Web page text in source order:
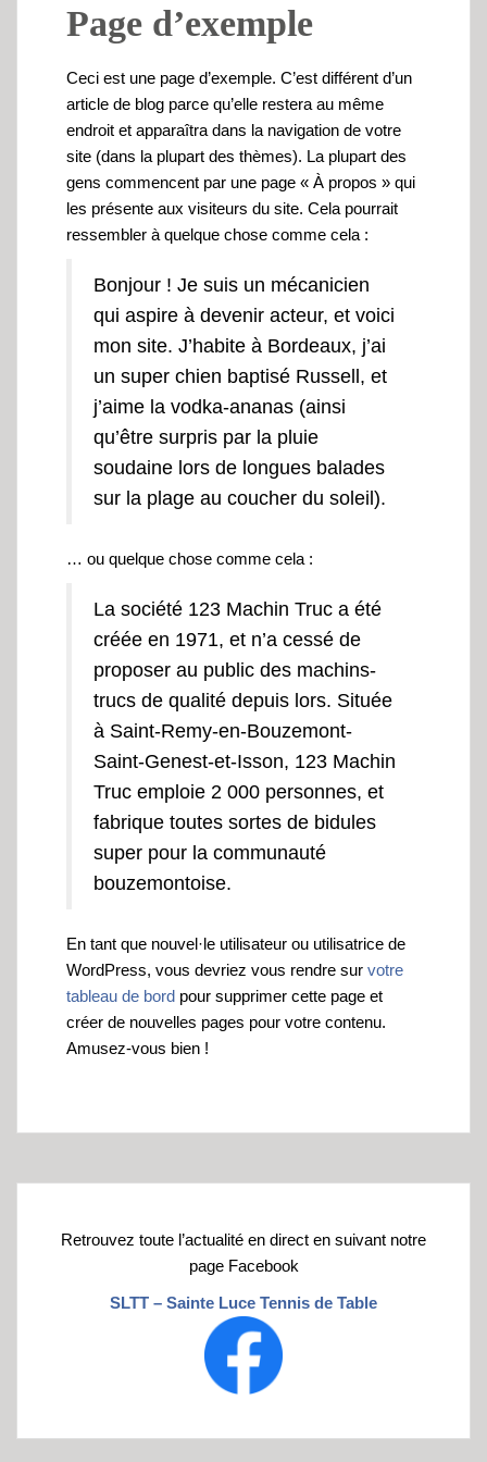
Page d’exemple
Ceci est une page d’exemple. C’est différent d’un
article de blog parce qu’elle restera au même
endroit et apparaîtra dans la navigation de votre
site (dans la plupart des thèmes). La plupart des
gens commencent par une page « À propos » qui
les présente aux visiteurs du site. Cela pourrait
ressembler à quelque chose comme cela :
Bonjour ! Je suis un mécanicien
qui aspire à devenir acteur, et voici
mon site. J’habite à Bordeaux, j’ai
un super chien baptisé Russell, et
j’aime la vodka-ananas (ainsi
qu’être surpris par la pluie
soudaine lors de longues balades
sur la plage au coucher du soleil).
… ou quelque chose comme cela :
La société 123 Machin Truc a été
créée en 1971, et n’a cessé de
proposer au public des machins-
trucs de qualité depuis lors. Située
à Saint-Remy-en-Bouzemont-
Saint-Genest-et-Isson, 123 Machin
Truc emploie 2 000 personnes, et
fabrique toutes sortes de bidules
super pour la communauté
bouzemontoise.
En tant que nouvel·le utilisateur ou utilisatrice de
WordPress, vous devriez vous rendre sur votre
tableau de bord pour supprimer cette page et
créer de nouvelles pages pour votre contenu.
Amusez-vous bien !
Retrouvez toute l’actualité en direct en suivant notre
page Facebook
SLTT – Sainte Luce Tennis de Table